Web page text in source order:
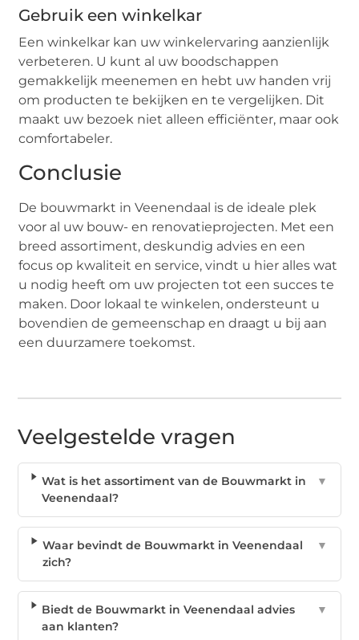
Gebruik een winkelkar
Een winkelkar kan uw winkelervaring aanzienlijk
verbeteren. U kunt al uw boodschappen
gemakkelijk meenemen en hebt uw handen vrij
om producten te bekijken en te vergelijken. Dit
maakt uw bezoek niet alleen efficiënter, maar ook
comfortabeler.
Conclusie
De bouwmarkt in Veenendaal is de ideale plek
voor al uw bouw- en renovatieprojecten. Met een
breed assortiment, deskundig advies en een
focus op kwaliteit en service, vindt u hier alles wat
u nodig heeft om uw projecten tot een succes te
maken. Door lokaal te winkelen, ondersteunt u
bovendien de gemeenschap en draagt u bij aan
een duurzamere toekomst.
Veelgestelde vragen
Wat is het assortiment van de Bouwmarkt in
Veenendaal?
▼
Waar bevindt de Bouwmarkt in Veenendaal
zich?
▼
Biedt de Bouwmarkt in Veenendaal advies
aan klanten?
▼